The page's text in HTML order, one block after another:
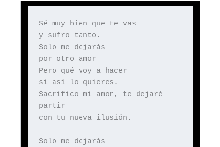
Sé muy bien que te vas
y sufro tanto.
Solo me dejarás
por otro amor
Pero qué voy a hacer
si así lo quieres.
Sacrifico mi amor, te dejaré
partir
con tu nueva ilusión.
Solo me dejarás